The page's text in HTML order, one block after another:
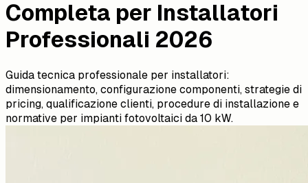
Completa per Installatori
Professionali 2026
Guida tecnica professionale per installatori:
dimensionamento, configurazione componenti, strategie di
pricing, qualificazione clienti, procedure di installazione e
normative per impianti fotovoltaici da 10 kW.